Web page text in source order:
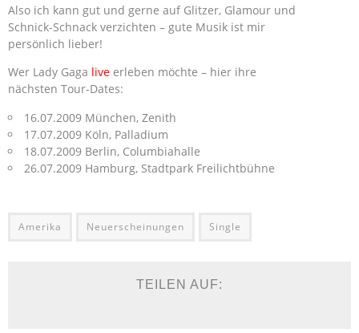
Also ich kann gut und gerne auf Glitzer, Glamour und
Schnick-Schnack verzichten – gute Musik ist mir
persönlich lieber!
Wer Lady Gaga live erleben möchte – hier ihre
nächsten Tour-Dates:
16.07.2009 München, Zenith
17.07.2009 Köln, Palladium
18.07.2009 Berlin, Columbiahalle
26.07.2009 Hamburg, Stadtpark Freilichtbühne
Amerika Neuerscheinungen Single
TEILEN AUF: